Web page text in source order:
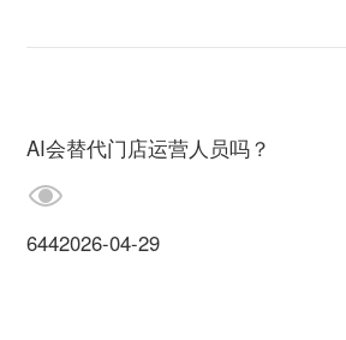
AI会替代门店运营人员吗？
6442026-04-29